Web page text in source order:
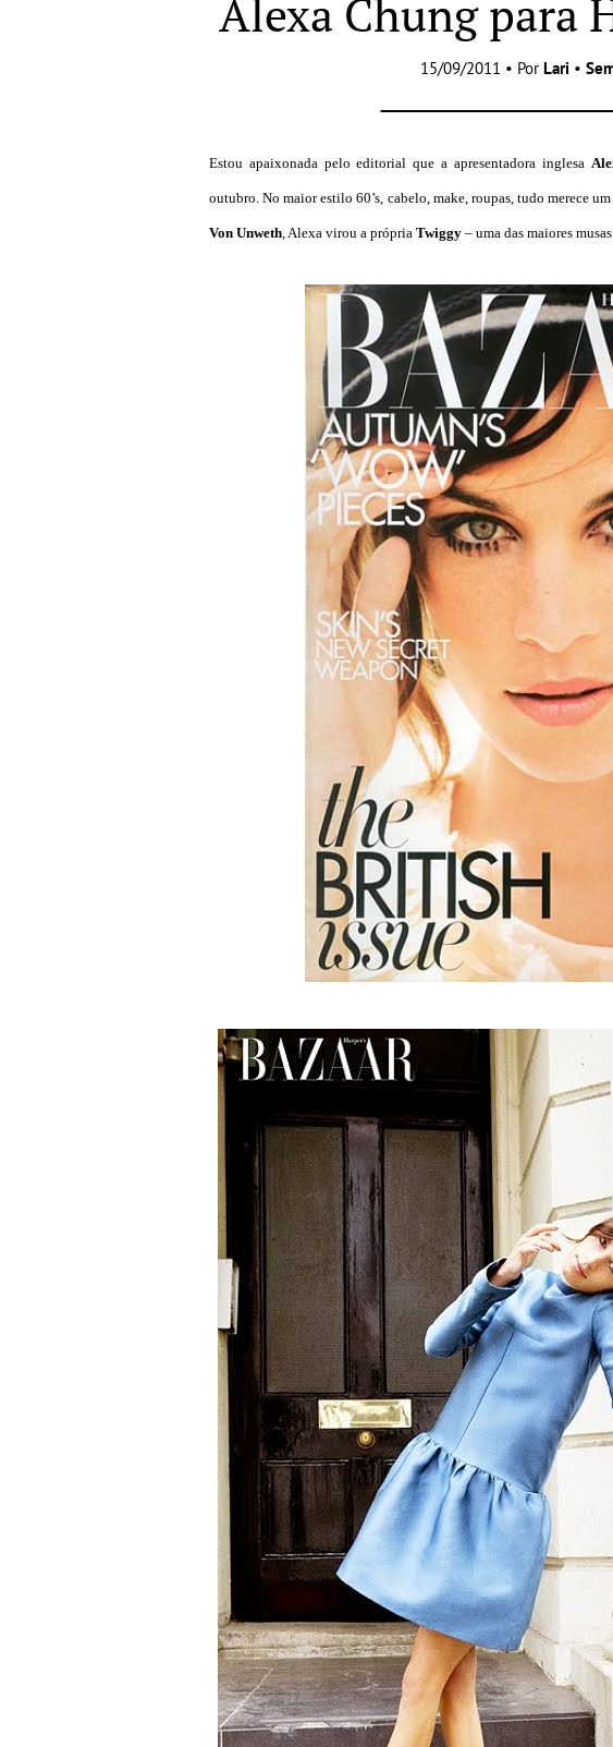
Alexa Chung para
15/09/2011 • Por Lari •
Estou apaixonada pelo editorial que a apresentadora inglesa
outubro. No maior estilo 60’s, cabelo, make, roupas, tudo merece
Von Unweth, Alexa virou a própria Twiggy – uma das maiores